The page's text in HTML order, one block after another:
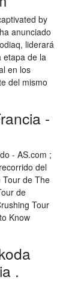
by
anunciado
liderará
etapa de la
en los
del mismo
-
- AS.com ;
del
Tour de The
de
Tour
Know
.